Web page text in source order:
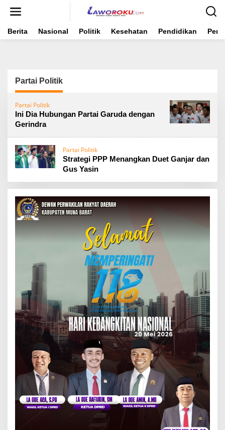
Berita Nasional Politik Kesehatan Pendidikan
Partai Politik
Partai Politik
Ini Dia Hubungan Partai Garuda dengan
Gerindra
Partai Politik
Strategi PPP Menangkan Duet Ganjar dan
Gus Yasin